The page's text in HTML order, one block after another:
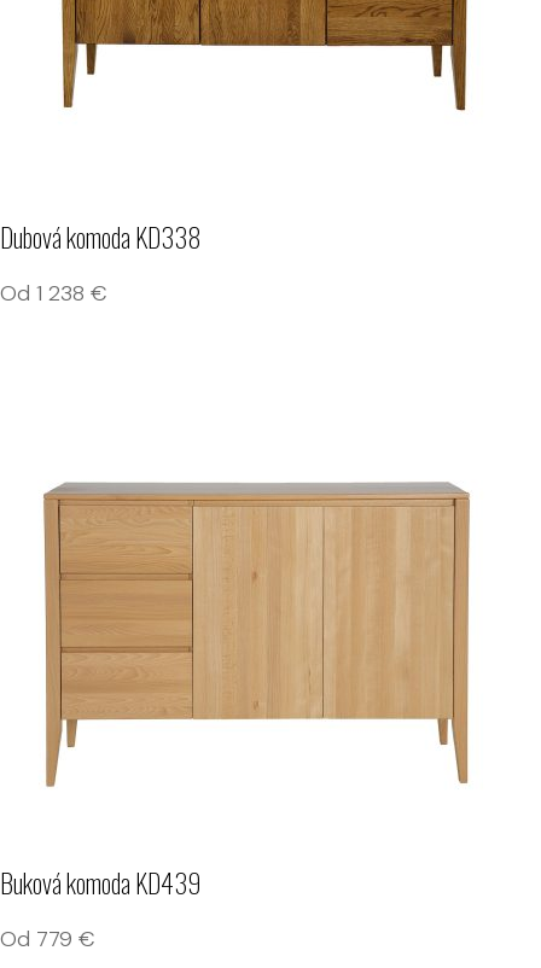
Dubová komoda KD338
Od 1 238 €
Buková komoda KD439
Od 779 €